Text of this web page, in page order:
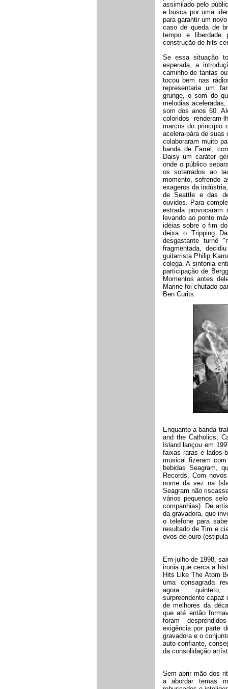
assimilado pelo
e busca por uma
para garantir um
caso de queda de
tempo e liberdade
construção de hits
Se essa situação
esperada, a
caminho de tantas
tocou bem nas
representaria um
grunge, o som do
melodias
som dos anos 60.
coloridos
marcos do princípio
acelera-pàra de suas
colaboraram muito
banda de Farrel,
Daisy um caráter
onde o público
os soterrados ao
momento, sofrendo
exageros da
de Seattle e das
ouvidos. Para
estrada
levando ao ponto
idéias sobre o fim
deixa o Tripping
desgastante turnê
fragmentada,
guitarrista Philip
colega. A sintonia
participação de
Momentos antes
Marine foi chutado
Ben Curits.
Enquanto a banda
and the Catholics,
Island lançou em
faixas raras e lados-
musical fizeram
bebidas Seagram,
Records. Com
nome da vez na
Seagram não
vários pequenos
companhias). De
da gravadora, que
o telefone para
resultado de Tim e
ovos de ouro
Em julho de 1998,
ironia que cerca a
Hits Like The Atom
uma consagrada
agora
surpreendente capaz
de melhores da
que até então
foram
exigência por parte
gravadora e o
auto-confiante,
da consolidação
Sem abrir mão dos
a abordar temas